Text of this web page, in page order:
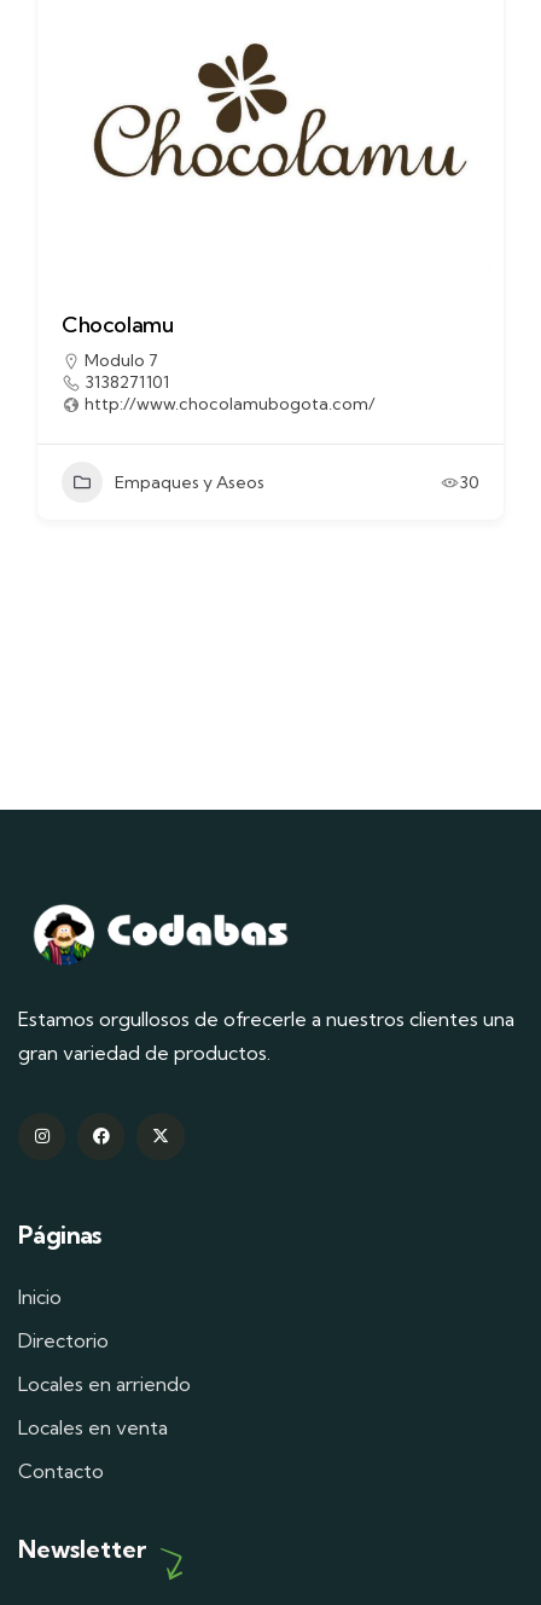
Chocolamu
Modulo 7
3138271101
http://www.chocolamubogota.com/
Empaques y Aseos 30
Estamos orgullosos de ofrecerle a nuestros clientes una
gran variedad de productos.
Páginas
Inicio
Directorio
Locales en arriendo
Locales en venta
Contacto
Newsletter